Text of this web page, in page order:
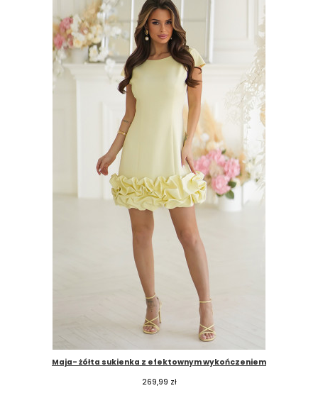
Maja- żółta sukienka z efektownym wykończeniem
269,99 zł